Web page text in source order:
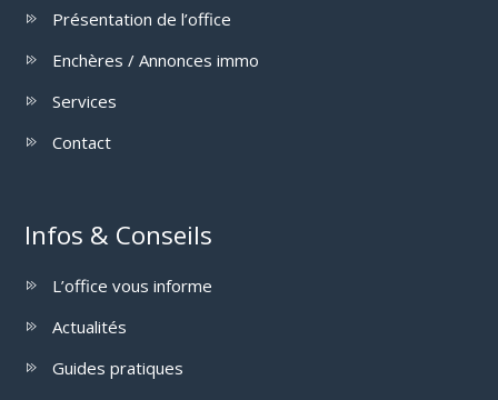
Présentation de l’office
Enchères / Annonces immo
Services
Contact
Infos & Conseils
L’office vous informe
Actualités
Guides pratiques